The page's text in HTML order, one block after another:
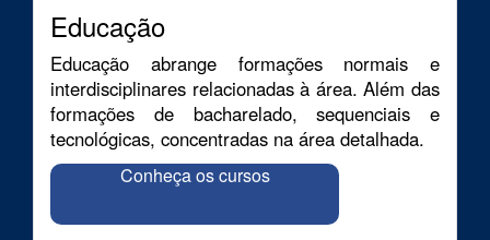
Educação
Educação abrange formações normais e
interdisciplinares relacionadas à área. Além das
formações de bacharelado, sequenciais e
tecnológicas, concentradas na área detalhada.
Conheça os cursos